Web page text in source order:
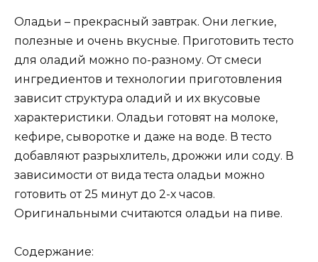
Оладьи – прекрасный завтрак. Они легкие,
полезные и очень вкусные. Приготовить тесто
для оладий можно по-разному. От смеси
ингредиентов и технологии приготовления
зависит структура оладий и их вкусовые
характеристики. Оладьи готовят на молоке,
кефире, сыворотке и даже на воде. В тесто
добавляют разрыхлитель, дрожжи или соду. В
зависимости от вида теста оладьи можно
готовить от 25 минут до 2-х часов.
Оригинальными считаются оладьи на пиве.
Содержание: